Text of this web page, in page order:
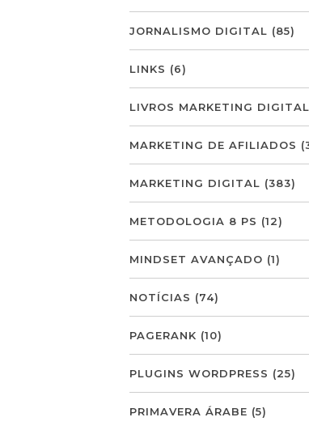
JORNALISMO DIGITAL (85)
LINKS (6)
LIVROS MARKETING DIGITAL
MARKETING DE AFILIADOS
MARKETING DIGITAL (383)
METODOLOGIA 8 PS (12)
MINDSET AVANÇADO (1)
NOTÍCIAS (74)
PAGERANK (10)
PLUGINS WORDPRESS (25)
PRIMAVERA ÁRABE (5)